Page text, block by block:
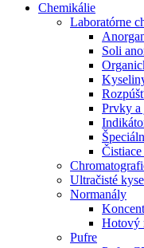
Chemikálie
Laboratórne
Soli
Prvky a
Ultračisté
Normanály
Hotový
Pufre